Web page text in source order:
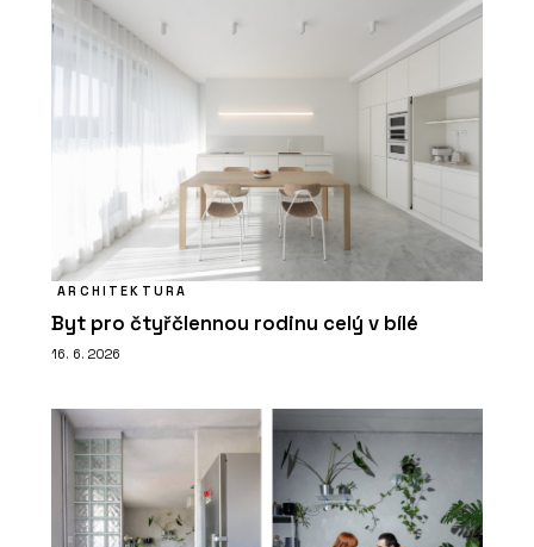
ARCHITEKTURA
Byt pro čtyřčlennou rodinu celý v bílé
16. 6. 2026